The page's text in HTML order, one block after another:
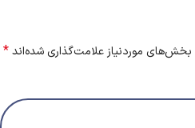
بخش‌های موردنیاز علامت‌گذاری شده‌اند*